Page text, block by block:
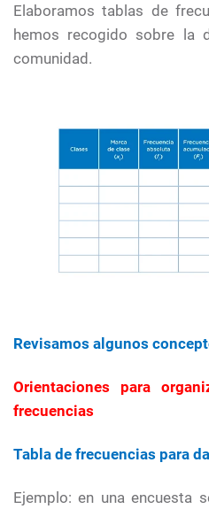
Elaboramos tablas de
hemos recogido sobre la
comunidad.
Revisamos algunos
Orientaciones para
frecuencias
Tabla de frecuencias para
Ejemplo: en una encuesta